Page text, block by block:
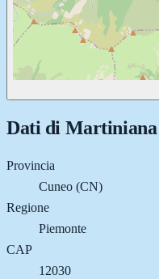
Dati di Martiniana
Provincia
Cuneo (CN)
Regione
Piemonte
CAP
12030